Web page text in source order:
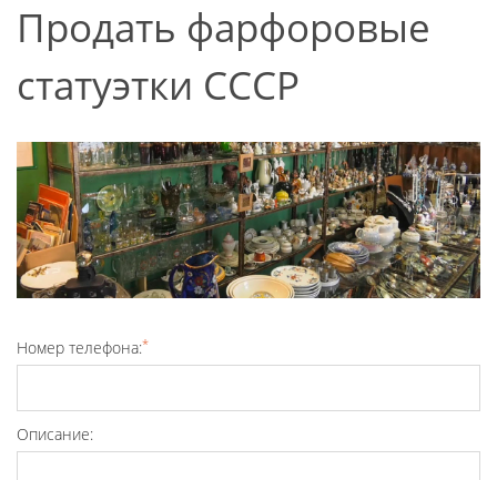
Продать фарфоровые
статуэтки СССР
Номер телефона:*
Описание: